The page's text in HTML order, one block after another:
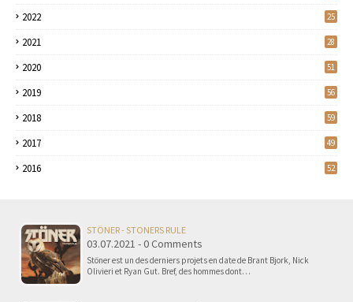
2022 25
2021 28
2020 51
2019 56
2018 59
2017 49
2016 52
STÖNER - STONERS RULE
03.07.2021 - 0 Comments
Stöner est un des derniers projets en date de Brant Bjork, Nick
Olivieri et Ryan Gut. Bref, des hommes dont…